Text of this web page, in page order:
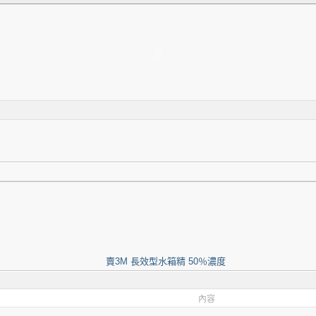
賣3M 長效型水箱精 50％濃度
內容